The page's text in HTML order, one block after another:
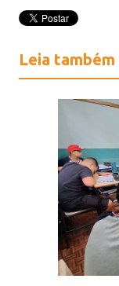
Leia também